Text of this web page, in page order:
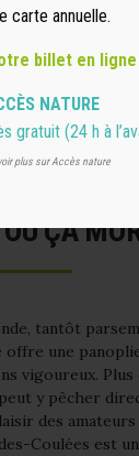
ÇA
tantôt
une
vigoureux. Plus
y pêcher
des amateurs
Coulées est
carte annuelle.
billet en
NATURE
gratuit (24 h à
plus sur Accès nature